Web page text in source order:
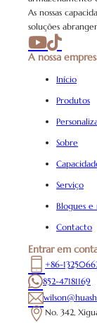
As nossas
soluções
A nossa
Início
Produtos
Sobre
Serviço
Blogues e
Contacto
Entrar em
+86-
852-47181169
No. 342,